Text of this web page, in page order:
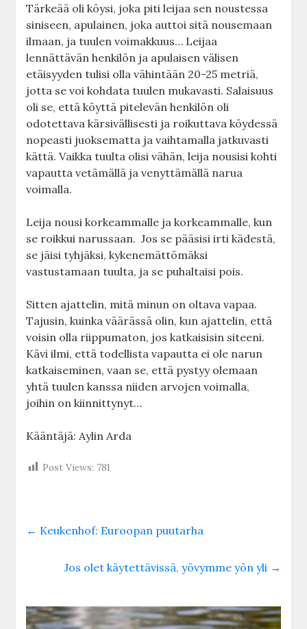
Tärkeää oli köysi, joka piti leijaa sen noustessa
siniseen, apulainen, joka auttoi sitä nousemaan
ilmaan, ja tuulen voimakkuus… Leijaa
lennättävän henkilön ja apulaisen välisen
etäisyyden tulisi olla vähintään 20-25 metriä,
jotta se voi kohdata tuulen mukavasti. Salaisuus
oli se, että köyttä pitelevän henkilön oli
odotettava kärsivällisesti ja roikuttava köydessä
nopeasti juoksematta ja vaihtamalla jatkuvasti
kättä. Vaikka tuulta olisi vähän, leija nousisi kohti
vapautta vetämällä ja venyttämällä narua
voimalla.
Leija nousi korkeammalle ja korkeammalle, kun
se roikkui narussaan. Jos se pääsisi irti kädestä,
se jäisi tyhjäksi, kykenemättömäksi
vastustamaan tuulta, ja se puhaltaisi pois.
Sitten ajattelin, mitä minun on oltava vapaa.
Tajusin, kuinka väärässä olin, kun ajattelin, että
voisin olla riippumaton, jos katkaisisin siteeni.
Kävi ilmi, että todellista vapautta ei ole narun
katkaiseminen, vaan se, että pystyy olemaan
yhtä tuulen kanssa niiden arvojen voimalla,
joihin on kiinnittynyt…
Kääntäjä: Aylin Arda
Post Views: 781
← Keukenhof: Euroopan puutarha
Jos olet käytettävissä, yövymme yön yli →